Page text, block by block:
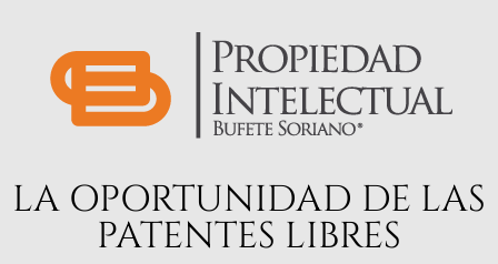
LA OPORTUNIDAD DE LAS
PATENTES LIBRES